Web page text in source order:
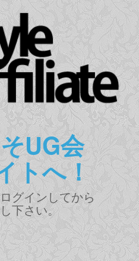
UG会
トへ！
グインしてから
下さい。